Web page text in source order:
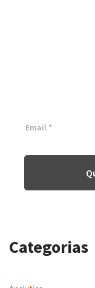
Categorias